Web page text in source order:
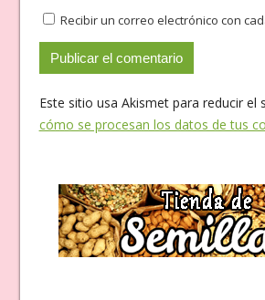
Recibir un correo electrónico con
Este sitio usa Akismet para reducir el
cómo se procesan los datos de tus